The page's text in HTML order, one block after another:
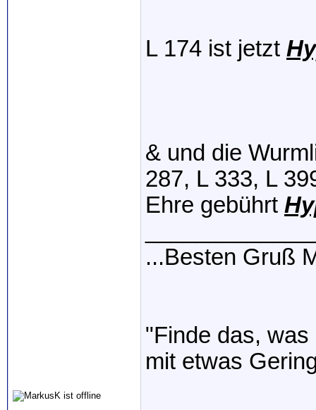
L 174 ist jetzt
& und die
287, L 333, L
Ehre gebührt
...Besten Gruß
"Finde das,
mit etwas